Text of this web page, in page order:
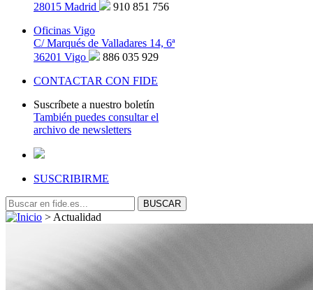
28015 Madrid
910 851 756
Oficinas Vigo
C/ Marqués de Valladares 14, 6ª
36201 Vigo
886 035 929
CONTACTAR CON FIDE
Suscríbete a nuestro boletín
También puedes consultar el
archivo de newsletters
SUSCRIBIRME
> Actualidad